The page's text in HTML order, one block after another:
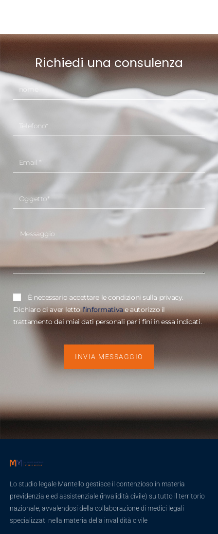
Richiedi una consulenza
È necessario accettare le condizioni sulla privacy.
Dichiaro di aver lettol’informativae autorizzo il
trattamento dei miei dati personali per i fini in essa indicati.
INVIA MESSAGGIO
Lo studio legale Mantello gestisce il contenzioso in materia
previdenziale ed assistenziale (invalidità civile) su tutto il territorio
nazionale, avvalendosi della collaborazione di medici legali
specializzati nella materia della invalidità civile